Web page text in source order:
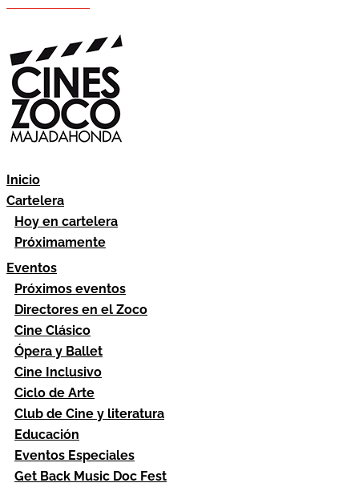
Inicio
Cartelera
Hoy en cartelera
Próximamente
Eventos
Próximos eventos
Directores en el Zoco
Cine Clásico
Ópera y Ballet
Cine Inclusivo
Ciclo de Arte
Club de Cine y literatura
Educación
Eventos Especiales
Get Back Music Doc Fest